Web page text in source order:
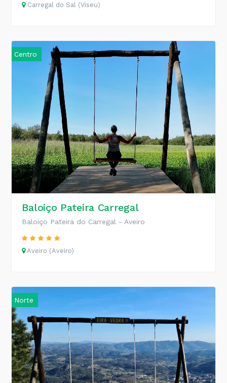
Carregal do Sal (Viseu)
Centro
Baloiço Pateira Carregal
Baloiço Pateira do Carregal - Aveiro
Aveiro (Aveiro)
Norte